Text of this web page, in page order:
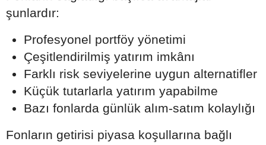
şunlardır:
Profesyonel portföy yönetimi
Çeşitlendirilmiş yatırım imkânı
Farklı risk seviyelerine uygun alternatifler
Küçük tutarlarla yatırım yapabilme
Bazı fonlarda günlük alım-satım kolaylığı
Fonların getirisi piyasa koşullarına bağlı